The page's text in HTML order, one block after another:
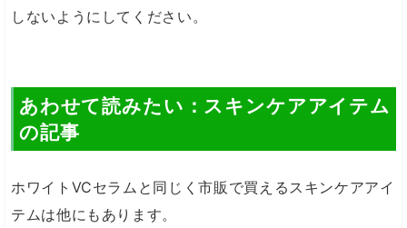
しないようにしてください。
あわせて読みたい：スキンケアアイテム
の記事
ホワイトVCセラムと同じく市販で買えるスキンケアアイ
テムは他にもあります。